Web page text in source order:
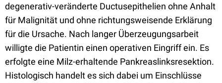
degenerativ-veränderte Ductusepithelien ohne Anhalt
für Malignität und ohne richtungsweisende Erklärung
für die Ursache. Nach langer Überzeugungsarbeit
willigte die Patientin einen operativen Eingriff ein. Es
erfolgte eine Milz-erhaltende Pankreaslinksresektion.
Histologisch handelt es sich dabei um Einschlüsse